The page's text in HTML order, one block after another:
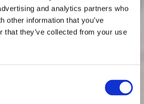
and analytics partners who
other information that you’ve
that they’ve collected from your use